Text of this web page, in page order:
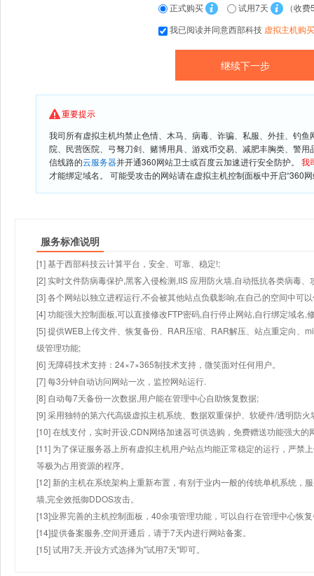
正式购买 试用7天
（收费
我已阅读并同意西部科技 虚拟主机购
重要提示
我司所有虚拟主机均禁止色情、木马、病毒、诈骗、私服、外挂、钓
院、民营医院、弓驽刀剑、赌博用具、游戏币交易、减肥丰胸类、警
信线路的云服务器并开通360网站卫士或百度云加速进行安全防护。 我
才能绑定域名。 可能受攻击的网站请在虚拟主机控制面板中开启“360
服务标准说明
[1] 基于西部科技云计算平台，安全、可靠、稳定!;
[2] 实时文件防病毒保护,黑客入侵检测,IIS 应用防火墙,自动抵抗各类病毒、
[3] 各个网站以独立进程运行,不会被其他站点负载影响,在自己的空间中可
[4] 功能强大控制面板,可以直接修改FTP密码,自行停止网站,自行绑定域名,
[5] 提供WEB上传文件、恢复备份、RAR压缩、RAR解压、站点重定向、
级管理功能;
[6] 无障碍技术支持：24×7×365制技术支持，微笑面对任何用户。
[7] 每3分钟自动访问网站一次，监控网站运行.
[8] 自动每7天备份一次数据,用户能在管理中心自助恢复数据;
[9] 采用独特的第六代高级虚拟主机系统、数据双重保护、软硬件/透明防火
[10] 在线支付，实时开设,CDN网络加速器可供选购，免费赠送功能强大
[11] 为了保证服务器上所有虚拟主机用户站点均能正常稳定的运行，严禁
等极为占用资源的程序。
[12] 新的主机在系统架构上重新布置，有别于业内一般的传统单机系统，
墙,完全效抵御DDOS攻击。
[13]业界完善的主机控制面板，40余项管理功能，可以自行在管理中心恢
[14]提供备案服务,空间开通后，请于7天内进行网站备案。
[15] 试用7天.开设方式选择为"试用7天"即可。